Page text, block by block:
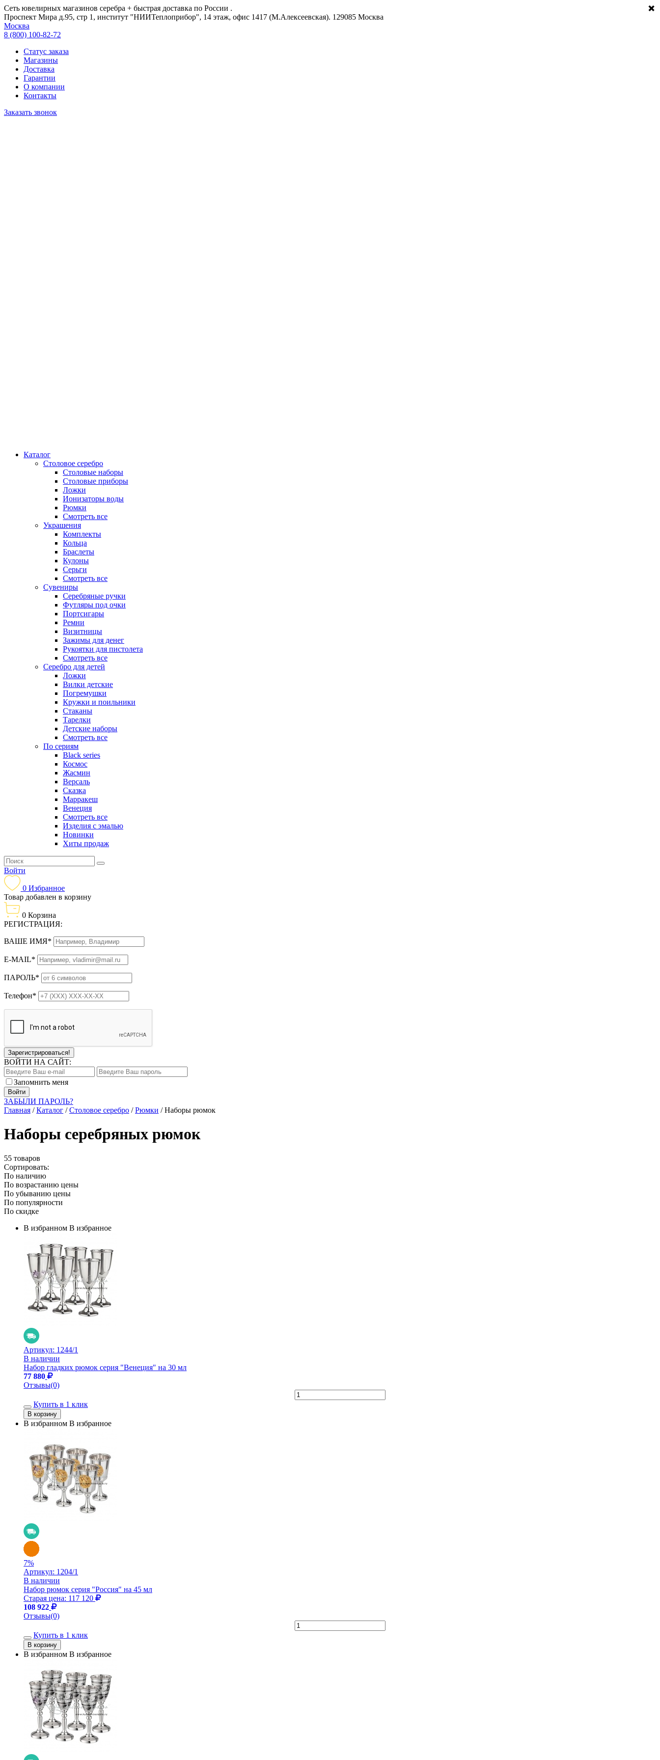
Сеть ювелирных магазинов серебра + быстрая доставка по России .
Проспект Мира д.95, стр 1, институт "НИИТеплоприбор", 14 этаж, офис 1417 (М.Алексеевская). 129085 Москва
Москва
8 (800) 100-82-72
Статус заказа
Магазины
Доставка
Гарантии
О компании
Контакты
Заказать звонок
Каталог
Столовое серебро
Столовые наборы
Столовые приборы
Ложки
Ионизаторы воды
Рюмки
Смотреть все
Украшения
Комплекты
Кольца
Браслеты
Кулоны
Серьги
Смотреть все
Сувениры
Серебряные ручки
Футляры под очки
Портсигары
Ремни
Визитницы
Зажимы для денег
Рукоятки для пистолета
Смотреть все
Серебро для детей
Ложки
Вилки детские
Погремушки
Кружки и поильники
Стаканы
Тарелки
Детские наборы
Смотреть все
По сериям
Black series
Космос
Жасмин
Версаль
Сказка
Марракеш
Венеция
Смотреть все
Изделия с эмалью
Новинки
Хиты продаж
Войти
0 Избранное
Товар добавлен в корзину
0 Корзина
РЕГИСТРАЦИЯ:
ВАШЕ ИМЯ*
E-MAIL*
ПАРОЛЬ*
Телефон*
Зарегистрироваться!
ВОЙТИ НА САЙТ:
Запомнить меня
ЗАБЫЛИ ПАРОЛЬ?
Главная /Каталог /Столовое серебро /Рюмки /Наборы рюмок
Наборы серебряных рюмок
55 товаров
Сортировать:
По наличию
По возрастанию цены
По убыванию цены
По популярности
По скидке
В избранном В избранное
Артикул: 1244/1
В наличии
Набор гладких рюмок серия "Венеция" на 30 мл
77 880
Отзывы(0)
Купить в 1 клик
В избранном В избранное
7%
Артикул: 1204/1
В наличии
Набор рюмок серия "Россия" на 45 мл
Старая цена: 117 120
108 922
Отзывы(0)
Купить в 1 клик
В избранном В избранное